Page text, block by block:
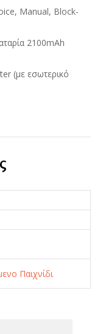
Manual, Block-
2100mAh
(με εσωτερικό
Παιχνίδι